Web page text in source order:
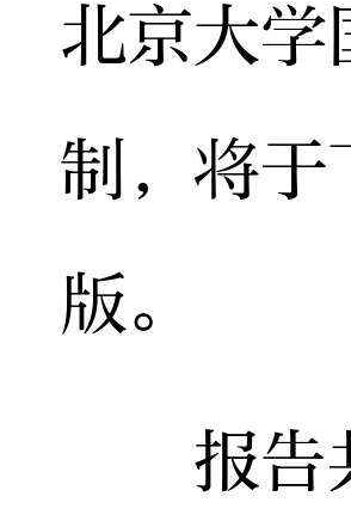
北京大学
制，将于
版。
报告共